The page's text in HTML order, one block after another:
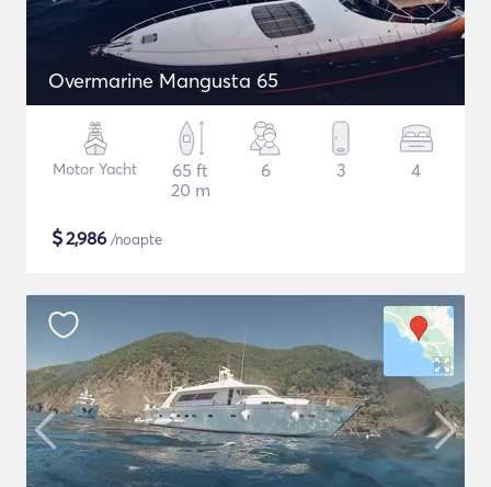
Overmarine Mangusta 65
Motor Yacht
65 ft
20 m
6 3 4
$2,986 /noapte